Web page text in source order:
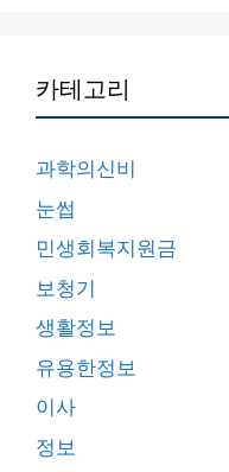
카테고리
과학의신비
눈썹
민생회복지원금
보청기
생활정보
유용한정보
이사
정보